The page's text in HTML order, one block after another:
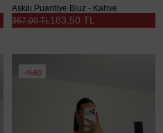
Askılı Puantiye Bluz - Kahve
183,50 TL
367,00 TL
%60